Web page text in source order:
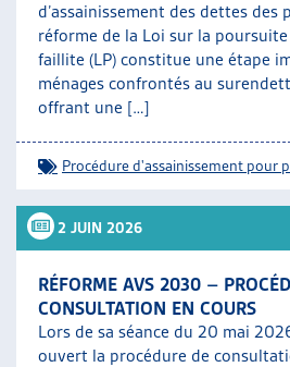
d’assainissement des dettes des
réforme de la Loi sur la
faillite (LP) constitue une étape
ménages confrontés au
offrant une […]
Procédure d'assainissement pour
2 JUIN 2026
RÉFORME AVS 2030 –
CONSULTATION EN COURS
Lors de sa séance du 20 mai
ouvert la procédure de